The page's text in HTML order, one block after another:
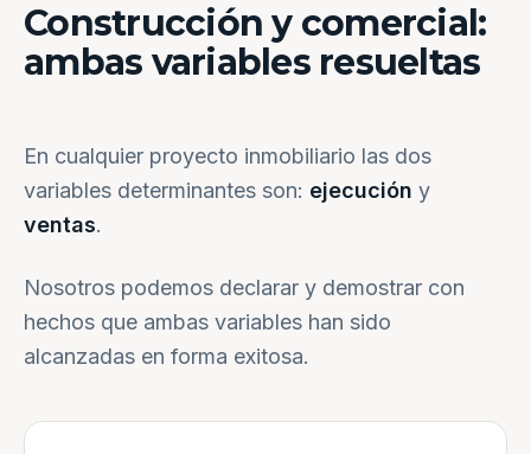
Construcción y comercial:
ambas variables resueltas
En cualquier proyecto inmobiliario las dos
variables determinantes son: ejecución y
ventas.
Nosotros podemos declarar y demostrar con
hechos que ambas variables han sido
alcanzadas en forma exitosa.